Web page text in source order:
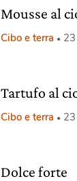
Mousse al
Cibo e terra
Tartufo al
Cibo e terra
Dolce forte